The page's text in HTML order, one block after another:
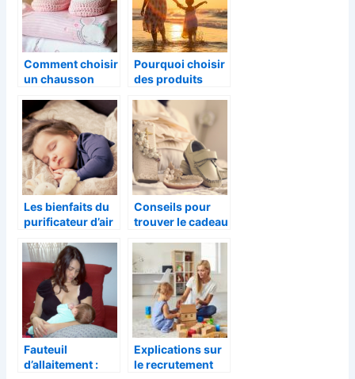
Comment choisir
un chausson
Pourquoi choisir
des produits
pour les enfants
?
Les bienfaits du
purificateur d’air
Conseils pour
trouver le cadeau
Fauteuil
d’allaitement :
Explications sur
le recrutement